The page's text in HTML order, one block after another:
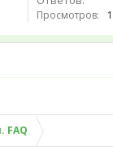
Просмотров:
FAQ